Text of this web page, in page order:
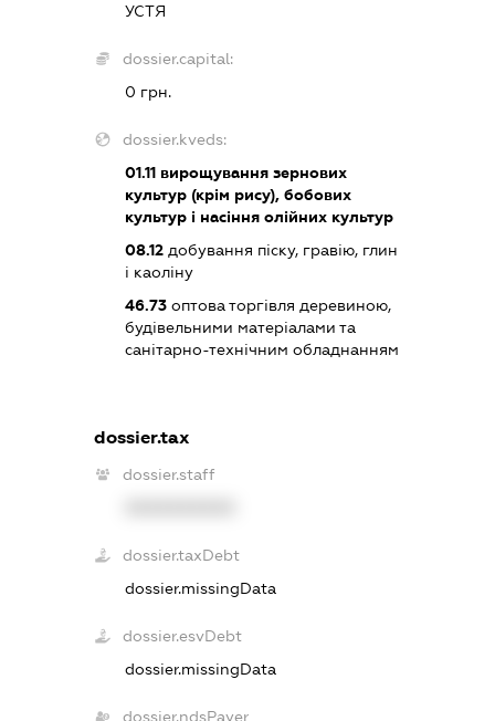
УСТЯ
dossier.capital:
0 грн.
dossier.kveds:
01.11 вирощування зернових
культур (крім рису), бобових
культур і насіння олійних культур
08.12 добування піску, гравію, глин
і каоліну
46.73 оптова торгівля деревиною,
будівельними матеріалами та
санітарно-технічним обладнанням
dossier.tax
dossier.staff
dossier.taxDebt
dossier.missingData
dossier.esvDebt
dossier.missingData
dossier.ndsPayer